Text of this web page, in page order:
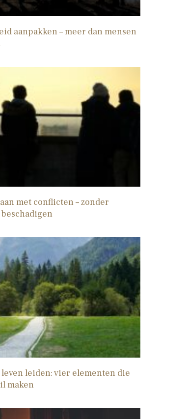
aanpakken – meer dan mensen
met conflicten – zonder
leiden: vier elementen die
maken